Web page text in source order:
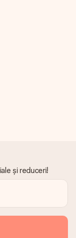
bătăi de cap,
și reduceri!